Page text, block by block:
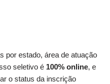
por estado, área de atuação
seletivo é 100% online, e
o status da inscrição